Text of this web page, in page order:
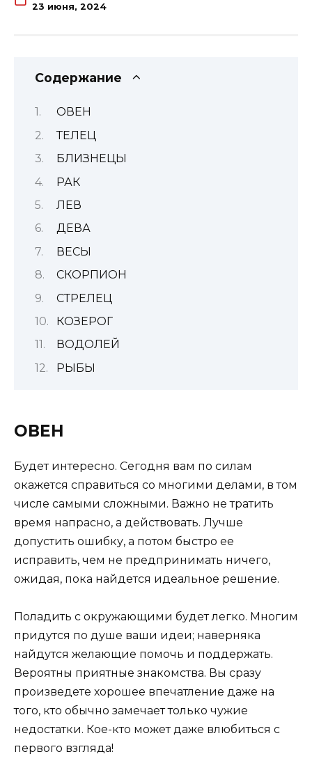
23 июня, 2024
Содержание
ОВЕН
ТЕЛЕЦ
БЛИЗНЕЦЫ
РАК
ЛЕВ
ДЕВА
ВЕСЫ
СКОРПИОН
СТРЕЛЕЦ
КОЗЕРОГ
ВОДОЛЕЙ
РЫБЫ
ОВЕН
Будет интересно. Сегодня вам по силам
окажется справиться со многими делами, в том
числе самыми сложными. Важно не тратить
время напрасно, а действовать. Лучше
допустить ошибку, а потом быстро ее
исправить, чем не предпринимать ничего,
ожидая, пока найдется идеальное решение.
Поладить с окружающими будет легко. Многим
придутся по душе ваши идеи; наверняка
найдутся желающие помочь и поддержать.
Вероятны приятные знакомства. Вы сразу
произведете хорошее впечатление даже на
того, кто обычно замечает только чужие
недостатки. Кое-кто может даже влюбиться с
первого взгляда!